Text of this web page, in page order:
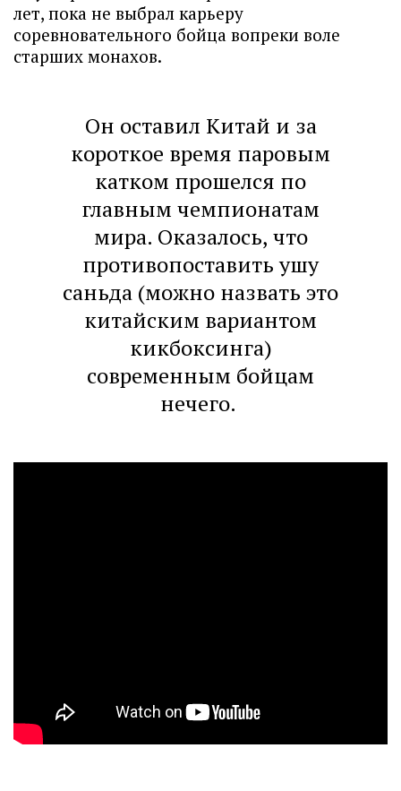
лет, пока не выбрал карьеру
соревновательного бойца вопреки воле
старших монахов.
Он оставил Китай и за
короткое время паровым
катком прошелся по
главным чемпионатам
мира. Оказалось, что
противопоставить ушу
саньда (можно назвать это
китайским вариантом
кикбоксинга)
современным бойцам
нечего.